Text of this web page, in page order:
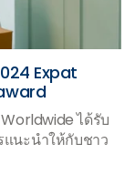
Expat
ได้รับ
แนะนำให้กับชาว